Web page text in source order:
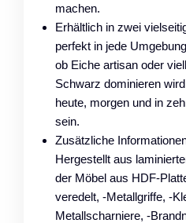
machen.
Erhältlich in zwei
perfekt in jede
ob Eiche artisan oder
Schwarz dominieren
heute, morgen und in
sein.
Zusätzliche
Hergestellt aus
der Möbel aus HDF-
veredelt, -Metallgriffe, -
Metallscharniere, -